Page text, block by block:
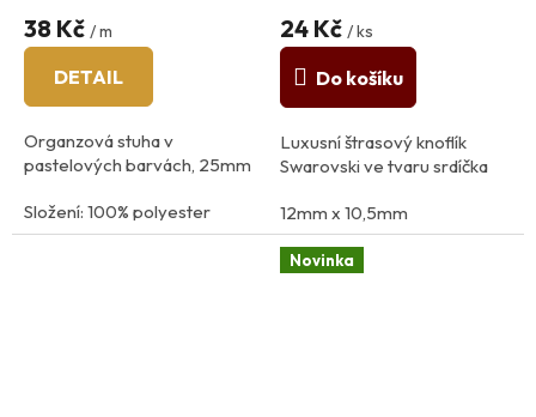
38 Kč / m
DETAIL
Organzová stuha v
pastelových barvách, 25mm
Složení: 100% polyester
24 Kč / ks
Do košíku
Luxusní štrasový knoflík
Swarovski ve tvaru srdíčka
12mm x 10,5mm
Novinka